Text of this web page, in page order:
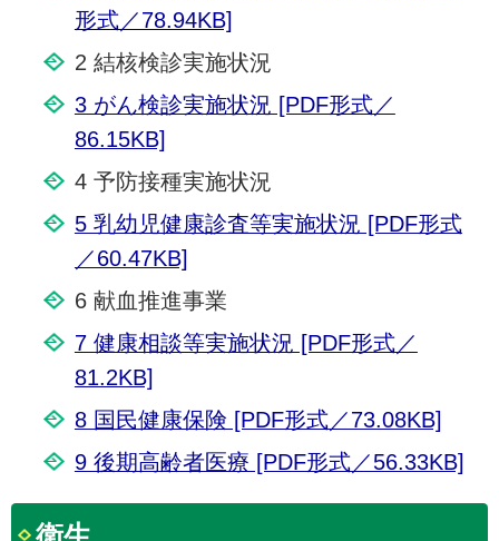
形式／78.94KB]
2 結核検診実施状況
3 がん検診実施状況 [PDF形式／
86.15KB]
4 予防接種実施状況
5 乳幼児健康診査等実施状況 [PDF形式
／60.47KB]
6 献血推進事業
7 健康相談等実施状況 [PDF形式／
81.2KB]
8 国民健康保険 [PDF形式／73.08KB]
9 後期高齢者医療 [PDF形式／56.33KB]